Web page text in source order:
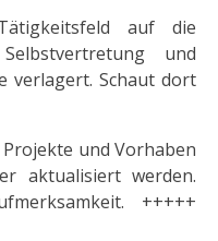
auf die
und
verlagert. Schaut dort
und Vorhaben
aktualisiert werden.
+++++